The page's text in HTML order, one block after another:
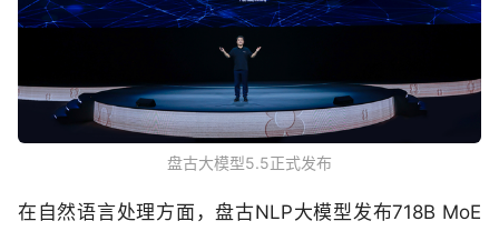
盘古大模型5.5正式发布
在自然语言处理方面，盘古NLP大模型发布718B MoE